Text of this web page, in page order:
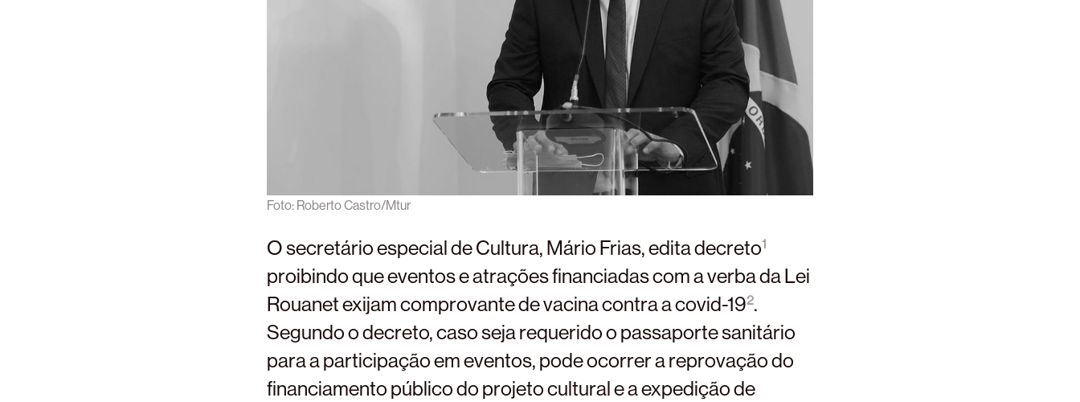
Foto: Roberto Castro/Mtur
O secretário especial de Cultura, Mário Frias, edita decreto1
proibindo que eventos e atrações financiadas com a verba da Lei
Rouanet exijam comprovante de vacina contra a covid-192.
Segundo o decreto, caso seja requerido o passaporte sanitário
para a participação em eventos, pode ocorrer a reprovação do
financiamento público do projeto cultural e a expedição de